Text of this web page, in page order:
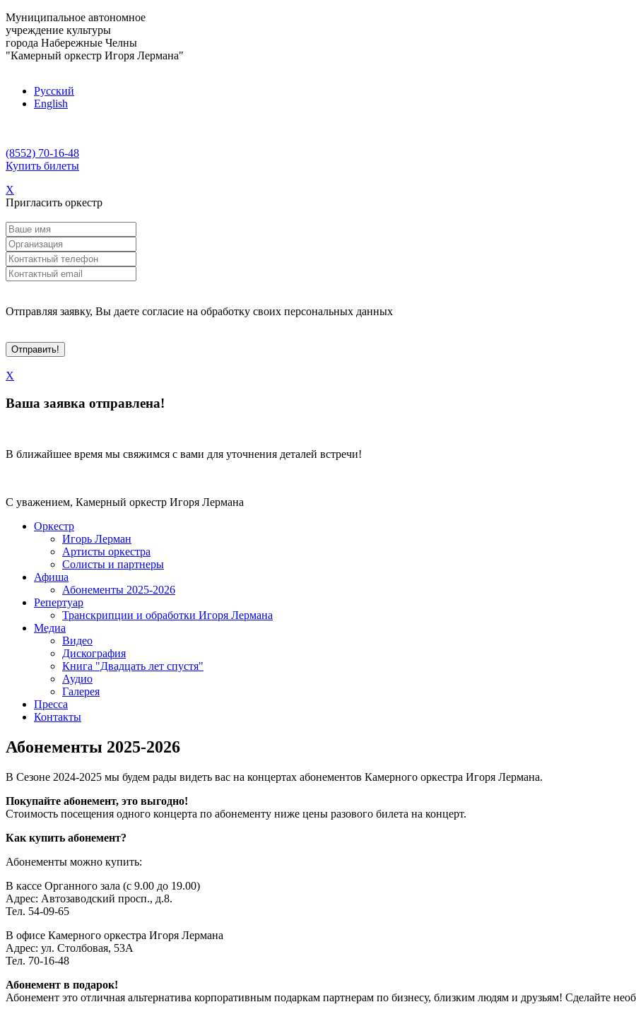
Муниципальное автономное
учреждение культуры
города Набережные Челны
"Камерный оркестр Игоря Лермана"
Русский
English
(8552) 70-16-48
Купить билеты
X
Пригласить оркестр
Отправляя заявку, Вы даете согласие на обработку своих персональных данных
X
Ваша заявка отправлена!
В ближайшее время мы свяжимся с вами для уточнения деталей встречи!
С уважением, Камерный оркестр Игоря Лермана
Оркестр
Игорь Лерман
Артисты оркестра
Солисты и партнеры
Афиша
Абонементы 2025-2026
Репертуар
Транскрипции и обработки Игоря Лермана
Медиа
Видео
Дискография
Книга "Двадцать лет спустя"
Аудио
Галерея
Пресса
Контакты
Абонементы 2025-2026
В Сезоне 2024-2025 мы будем рады видеть вас на концертах абонементов Камерного оркестра Игоря Лермана.
Покупайте абонемент, это выгодно!
Стоимость посещения одного концерта по абонементу ниже цены разового билета на концерт.
Как купить абонемент?
Абонементы можно купить:
В кассе Органного зала (с 9.00 до 19.00)
Адрес: Автозаводский просп., д.8.
Тел. 54-09-65
В офисе Камерного оркестра Игоря Лермана
Адрес: ул. Столбовая, 53А
Тел. 70-16-48
Абонемент в подарок!
Абонемент это отличная альтернатива корпоративным подаркам партнерам по бизнесу, близким людям и друзьям! Сделайте